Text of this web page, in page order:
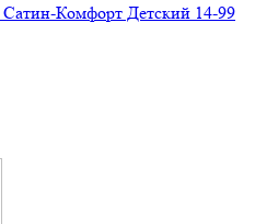
Сатин-Комфорт Детский 14-99